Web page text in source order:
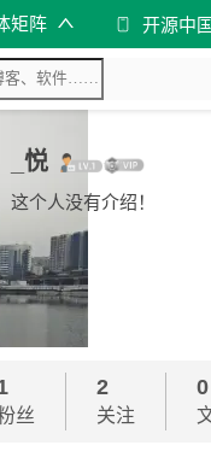
矩阵 开源中
_悦
这个人没有介绍！
丝
2
关注
0